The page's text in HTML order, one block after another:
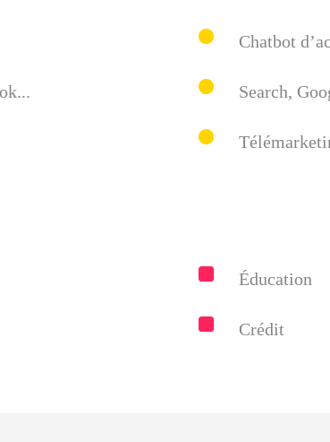
Chatbot
Search,
Éducation
Crédit